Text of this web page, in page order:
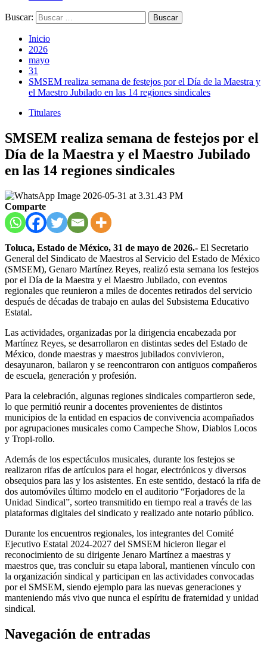
Buscar:
Inicio
2026
mayo
31
SMSEM realiza semana de festejos por el Día de la Maestra y
el Maestro Jubilado en las 14 regiones sindicales
Titulares
SMSEM realiza semana de festejos por el
Día de la Maestra y el Maestro Jubilado
en las 14 regiones sindicales
Comparte
Toluca, Estado de México, 31 de mayo de 2026.- El Secretario
General del Sindicato de Maestros al Servicio del Estado de México
(SMSEM), Genaro Martínez Reyes, realizó esta semana los festejos
por el Día de la Maestra y el Maestro Jubilado, con eventos
regionales que reunieron a miles de docentes retirados del servicio
después de décadas de trabajo en aulas del Subsistema Educativo
Estatal.
Las actividades, organizadas por la dirigencia encabezada por
Martínez Reyes, se desarrollaron en distintas sedes del Estado de
México, donde maestras y maestros jubilados convivieron,
desayunaron, bailaron y se reencontraron con antiguos compañeros
de escuela, generación y profesión.
Para la celebración, algunas regiones sindicales compartieron sede,
lo que permitió reunir a docentes provenientes de distintos
municipios de la entidad en espacios de convivencia acompañados
por agrupaciones musicales como Campeche Show, Diablos Locos
y Tropi-rollo.
Además de los espectáculos musicales, durante los festejos se
realizaron rifas de artículos para el hogar, electrónicos y diversos
obsequios para las y los asistentes. En este sentido, destacó la rifa de
dos automóviles último modelo en el auditorio “Forjadores de la
Unidad Sindical”, sorteo transmitido en tiempo real a través de las
plataformas digitales del sindicato y realizado ante notario público.
Durante los encuentros regionales, los integrantes del Comité
Ejecutivo Estatal 2024-2027 del SMSEM hicieron llegar el
reconocimiento de su dirigente Jenaro Martínez a maestras y
maestros que, tras concluir su etapa laboral, mantienen vínculo con
la organización sindical y participan en las actividades convocadas
por el SMSEM, siendo ejemplo para las nuevas generaciones y
manteniendo más vivo que nunca el espíritu de fraternidad y unidad
sindical.
Navegación de entradas